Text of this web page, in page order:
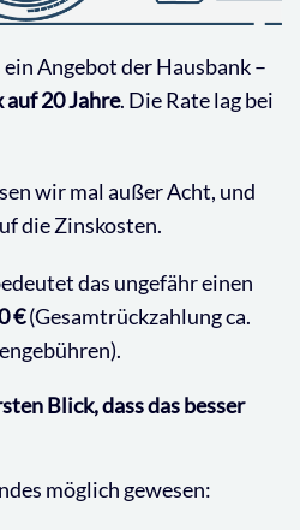
Angebot der Hausbank –
auf 20 Jahre. Die Rate lag bei
wir mal außer Acht, und
die Zinskosten.
das ungefähr einen
€(Gesamtrückzahlung ca.
Blick, dass das besser
möglich gewesen: